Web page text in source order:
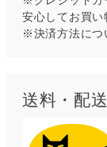
安心してお買い
※決済方法につ
送料・配